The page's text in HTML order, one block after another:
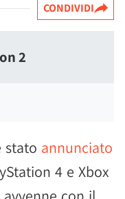
CONDIVIDI
2
stato annunciato
4 e Xbox